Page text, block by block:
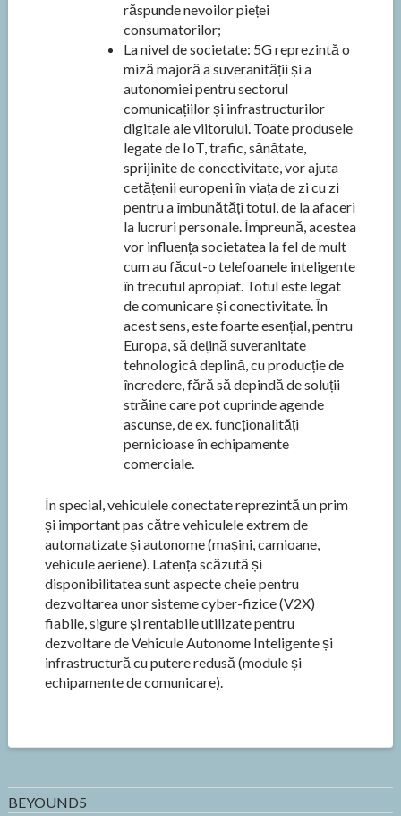
răspunde nevoilor pieței
consumatorilor;
La nivel de societate: 5G reprezintă o
miză majoră a suveranității și a
autonomiei pentru sectorul
comunicațiilor și infrastructurilor
digitale ale viitorului. Toate produsele
legate de IoT, trafic, sănătate,
sprijinite de conectivitate, vor ajuta
cetățenii europeni în viața de zi cu zi
pentru a îmbunătăți totul, de la afaceri
la lucruri personale. Împreună, acestea
vor influența societatea la fel de mult
cum au făcut-o telefoanele inteligente
în trecutul apropiat. Totul este legat
de comunicare și conectivitate. În
acest sens, este foarte esențial, pentru
Europa, să dețină suveranitate
tehnologică deplină, cu producție de
încredere, fără să depindă de soluții
străine care pot cuprinde agende
ascunse, de ex. funcționalități
pernicioase în echipamente
comerciale.
În special, vehiculele conectate reprezintă un prim
și important pas către vehiculele extrem de
automatizate și autonome (mașini, camioane,
vehicule aeriene). Latența scăzută și
disponibilitatea sunt aspecte cheie pentru
dezvoltarea unor sisteme cyber-fizice (V2X)
fiabile, sigure și rentabile utilizate pentru
dezvoltare de Vehicule Autonome Inteligente și
infrastructură cu putere redusă (module și
echipamente de comunicare).
BEYOUND5